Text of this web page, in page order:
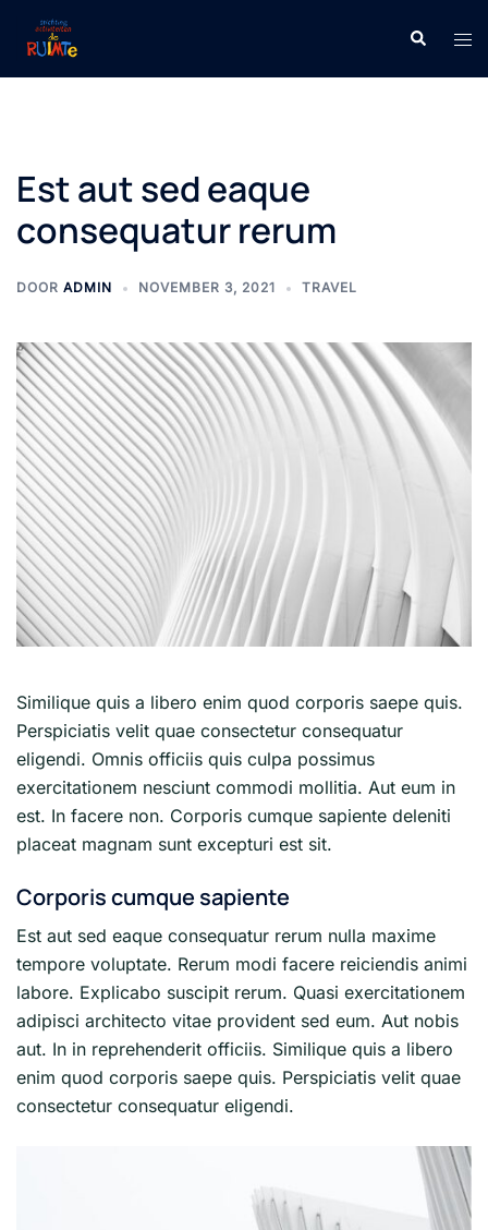
naar
Zoeken
Est aut sed eaque
consequatur rerum
DOOR ADMIN NOVEMBER 3, 2021 TRAVEL
Similique quis a libero enim quod corporis saepe quis.
Perspiciatis velit quae consectetur consequatur
eligendi. Omnis officiis quis culpa possimus
exercitationem nesciunt commodi mollitia. Aut eum in
est. In facere non. Corporis cumque sapiente deleniti
placeat magnam sunt excepturi est sit.
Corporis cumque sapiente
Est aut sed eaque consequatur rerum nulla maxime
tempore voluptate. Rerum modi facere reiciendis animi
labore. Explicabo suscipit rerum. Quasi exercitationem
adipisci architecto vitae provident sed eum. Aut nobis
aut. In in reprehenderit officiis. Similique quis a libero
enim quod corporis saepe quis. Perspiciatis velit quae
consectetur consequatur eligendi.